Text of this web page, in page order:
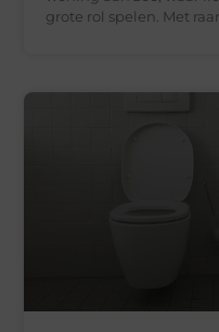
grote rol spelen. Met